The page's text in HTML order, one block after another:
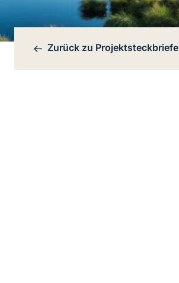
Bereichsnavigation
Zurück zu Projektsteckbriefe